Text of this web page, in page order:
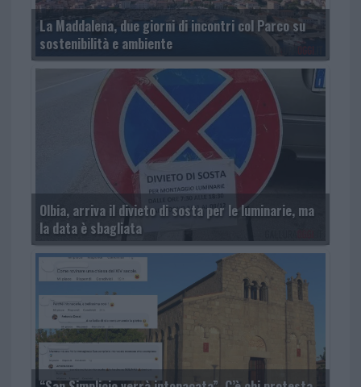
La Maddalena, due giorni di incontri col Parco su
sostenibilità e ambiente
Olbia, arriva il divieto di sosta per le luminarie, ma
la data è sbagliata